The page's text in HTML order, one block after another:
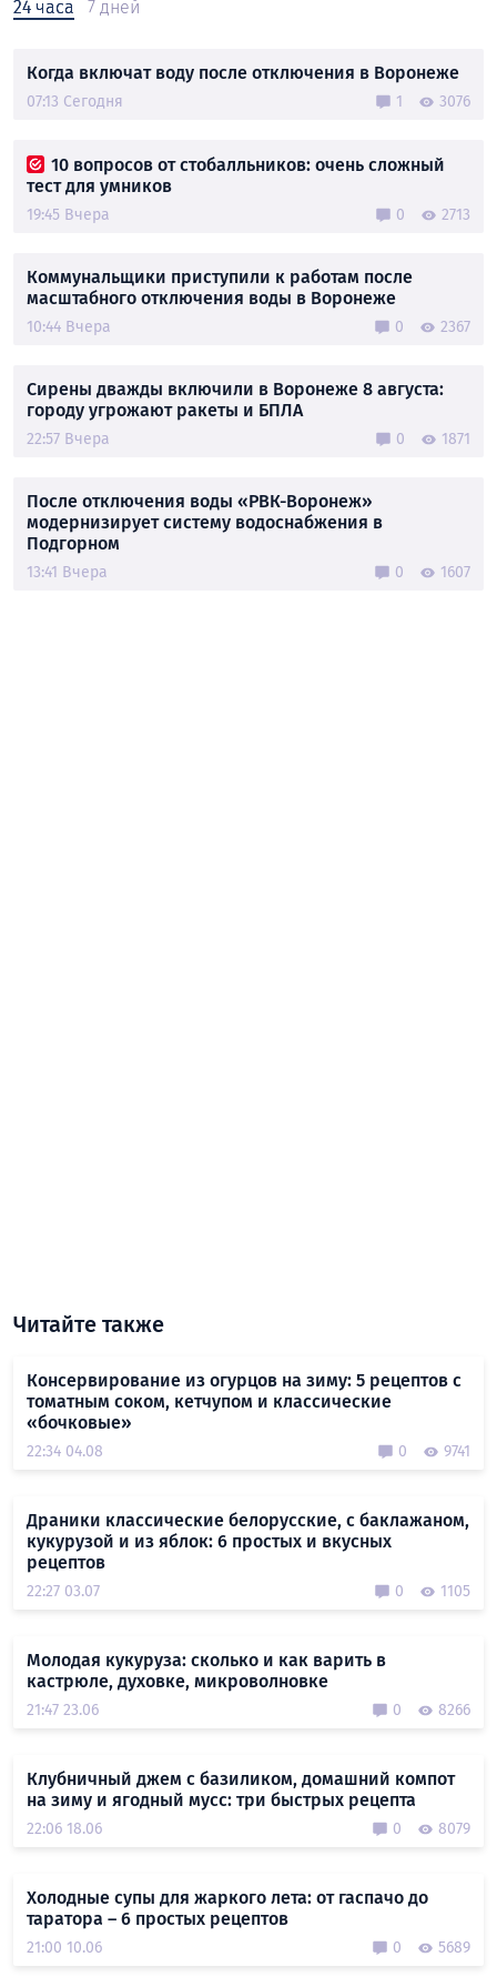
24 часа 7 дней
Когда включат воду после отключения в Воронеже
07:13 Сегодня 1 3076
10 вопросов от стобалльников: очень сложный
тест для умников
19:45 Вчера 0 2713
Коммунальщики приступили к работам после
масштабного отключения воды в Воронеже
10:44 Вчера 0 2367
Сирены дважды включили в Воронеже 8 августа:
городу угрожают ракеты и БПЛА
22:57 Вчера 0 1871
После отключения воды «РВК-Воронеж»
модернизирует систему водоснабжения в
Подгорном
13:41 Вчера 0 1607
Читайте также
Консервирование из огурцов на зиму: 5 рецептов с
томатным соком, кетчупом и классические
«бочковые»
22:34 04.08 0 9741
Драники классические белорусские, с баклажаном,
кукурузой и из яблок: 6 простых и вкусных
рецептов
22:27 03.07 0 1105
Молодая кукуруза: сколько и как варить в
кастрюле, духовке, микроволновке
21:47 23.06 0 8266
Клубничный джем с базиликом, домашний компот
на зиму и ягодный мусс: три быстрых рецепта
22:06 18.06 0 8079
Холодные супы для жаркого лета: от гаспачо до
таратора – 6 простых рецептов
21:00 10.06 0 5689